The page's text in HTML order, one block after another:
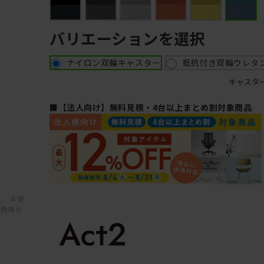
お使
味が
バリエーションを選択
ナイロン双輪キャスター 抵抗付き双輪ウレタ
キャスタ
■【法人向け】無料見積・4台以上まとめ割対象商品